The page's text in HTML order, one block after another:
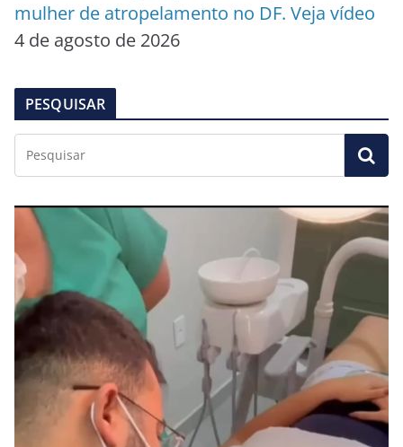
mulher de atropelamento no DF. Veja vídeo
4 de agosto de 2026
PESQUISAR